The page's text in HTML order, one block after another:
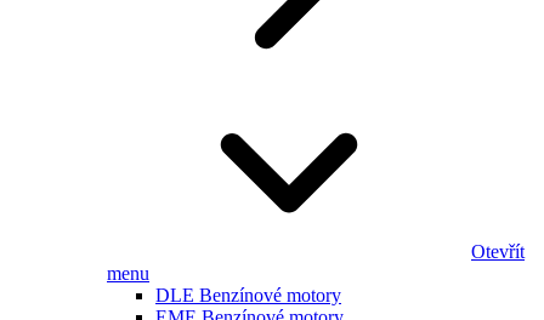
Otevřít
menu
DLE Benzínové motory